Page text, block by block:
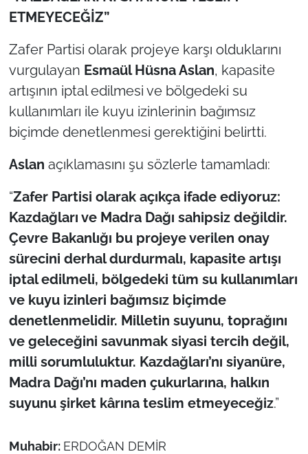
ETMEYECEĞİZ”
Zafer Partisi olarak projeye karşı olduklarını
vurgulayan Esmaül Hüsna Aslan, kapasite
artışının iptal edilmesi ve bölgedeki su
kullanımları ile kuyu izinlerinin bağımsız
biçimde denetlenmesi gerektiğini belirtti.
Aslan açıklamasını şu sözlerle tamamladı:
“Zafer Partisi olarak açıkça ifade ediyoruz:
Kazdağları ve Madra Dağı sahipsiz değildir.
Çevre Bakanlığı bu projeye verilen onay
sürecini derhal durdurmalı, kapasite artışı
iptal edilmeli, bölgedeki tüm su kullanımları
ve kuyu izinleri bağımsız biçimde
denetlenmelidir. Milletin suyunu, toprağını
ve geleceğini savunmak siyasi tercih değil,
milli sorumluluktur. Kazdağları’nı siyanüre,
Madra Dağı’nı maden çukurlarına, halkın
suyunu şirket kârına teslim etmeyeceğiz.”
Muhabir: ERDOĞAN DEMİR